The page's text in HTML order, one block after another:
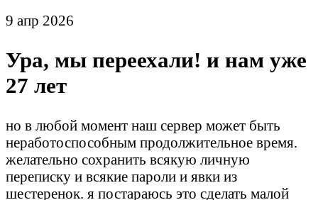
9 апр 2026
Ура, мы переехали! и нам уже
27 лет
но в любой момент наш сервер может быть
неработоспособным продолжительное время.
желательно сохранить всякую личную
переписку и всякие пароли и явки из
шестеренок. я постараюсь это сделать малой